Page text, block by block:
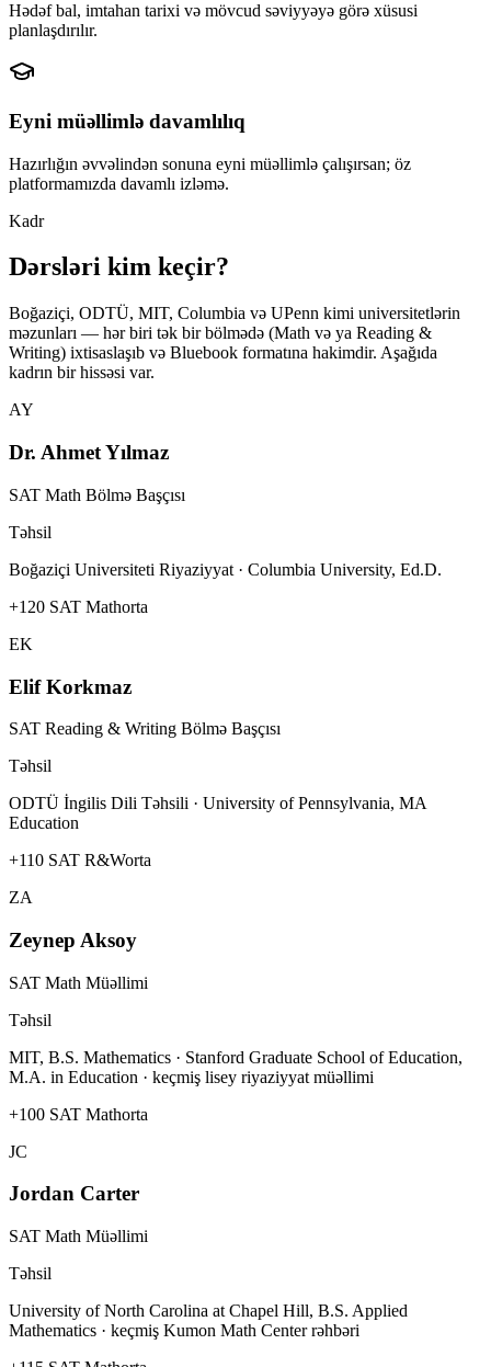
Hədəf bal, imtahan tarixi və mövcud səviyyəyə görə xüsusi
planlaşdırılır.
Eyni müəllimlə davamlılıq
Hazırlığın əvvəlindən sonuna eyni müəllimlə çalışırsan; öz
platformamızda davamlı izləmə.
Kadr
Dərsləri kim keçir?
Boğaziçi, ODTÜ, MIT, Columbia və UPenn kimi universitetlərin
məzunları — hər biri tək bir bölmədə (Math və ya Reading &
Writing) ixtisaslaşıb və Bluebook formatına hakimdir. Aşağıda
kadrın bir hissəsi var.
AY
Dr. Ahmet Yılmaz
SAT Math Bölmə Başçısı
Təhsil
Boğaziçi Universiteti Riyaziyyat · Columbia University, Ed.D.
+120 SAT Mathorta
EK
Elif Korkmaz
SAT Reading & Writing Bölmə Başçısı
Təhsil
ODTÜ İngilis Dili Təhsili · University of Pennsylvania, MA
Education
+110 SAT R&Worta
ZA
Zeynep Aksoy
SAT Math Müəllimi
Təhsil
MIT, B.S. Mathematics · Stanford Graduate School of Education,
M.A. in Education · keçmiş lisey riyaziyyat müəllimi
+100 SAT Mathorta
JC
Jordan Carter
SAT Math Müəllimi
Təhsil
University of North Carolina at Chapel Hill, B.S. Applied
Mathematics · keçmiş Kumon Math Center rəhbəri